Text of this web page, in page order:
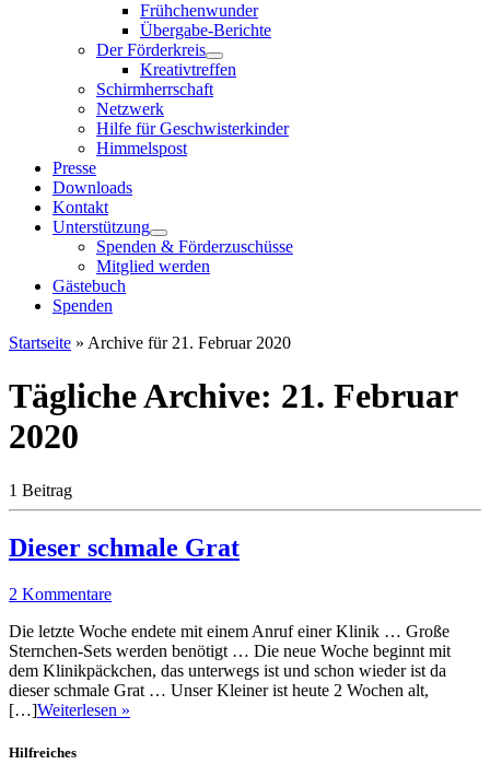
Frühchenwunder
Übergabe-Berichte
Der Förderkreis
Kreativtreffen
Schirmherrschaft
Netzwerk
Hilfe für Geschwisterkinder
Himmelspost
Presse
Downloads
Kontakt
Unterstützung
Spenden & Förderzuschüsse
Mitglied werden
Gästebuch
Spenden
Startseite » Archive für 21. Februar 2020
Tägliche Archive: 21. Februar
2020
1 Beitrag
Dieser schmale Grat
2 Kommentare
Die letzte Woche endete mit einem Anruf einer Klinik … Große
Sternchen-Sets werden benötigt … Die neue Woche beginnt mit
dem Klinikpäckchen, das unterwegs ist und schon wieder ist da
dieser schmale Grat … Unser Kleiner ist heute 2 Wochen alt,
[…]Weiterlesen »
Hilfreiches